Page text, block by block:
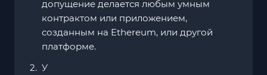
допущение делается любым умным
контрактом или приложением,
созданным на Ethereum, или другой
платформе.
У